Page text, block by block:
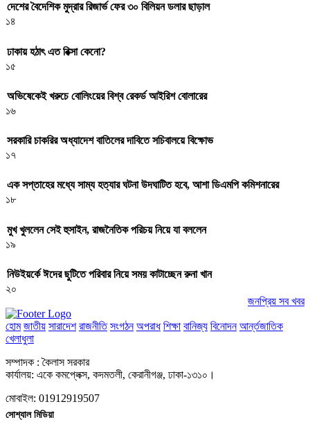
দেশের বৈদেশিক মুদ্রার রিজার্ভ ফের ৩০ বিলিয়ন ডলার ছাড়াল
১৪
ঢাকায় হঠাৎ এত রিক্সা কেনো?
১৫
অভিষেকেই খরুচে বোলিংয়ের বিশ্ব রেকর্ড আইরিশ বোলারের
১৬
সরকারি চাকরির অধ্যাদেশ বাতিলের দাবিতে সচিবালয়ে বিক্ষোভ
১৭
এক সপ্তাহের মধ্যে সাম্য হত্যার ঘটনা উদঘাটিত হবে, আশা ডিএমপি কমিশনারের
১৮
মুখ খুললেন সেই হুসাইন, রাজনৈতিক পরিচয় নিয়ে যা বললেন
১৯
নিউইয়র্কে ঈদের ছুটিতে পরিবার নিয়ে সময় কাটাচ্ছেন রুনা খান
২০
জনপ্রিয় সব খবর
হোম জাতীয় সারাদেশ রাজনীতি সংগঠন অপরাধ শিক্ষা বানিজ্য বিনোদন আর্ন্তজাতিক
খেলাধুলা
সম্পাদক : কৈলাস সরকার
কার্যালয়: একে কমপ্লেক্স, কদমতলী, কেরানীগঞ্জ, ঢাকা-১৩১০।
মোবাইল: 01912919507
সোশ্যাল মিডিয়া